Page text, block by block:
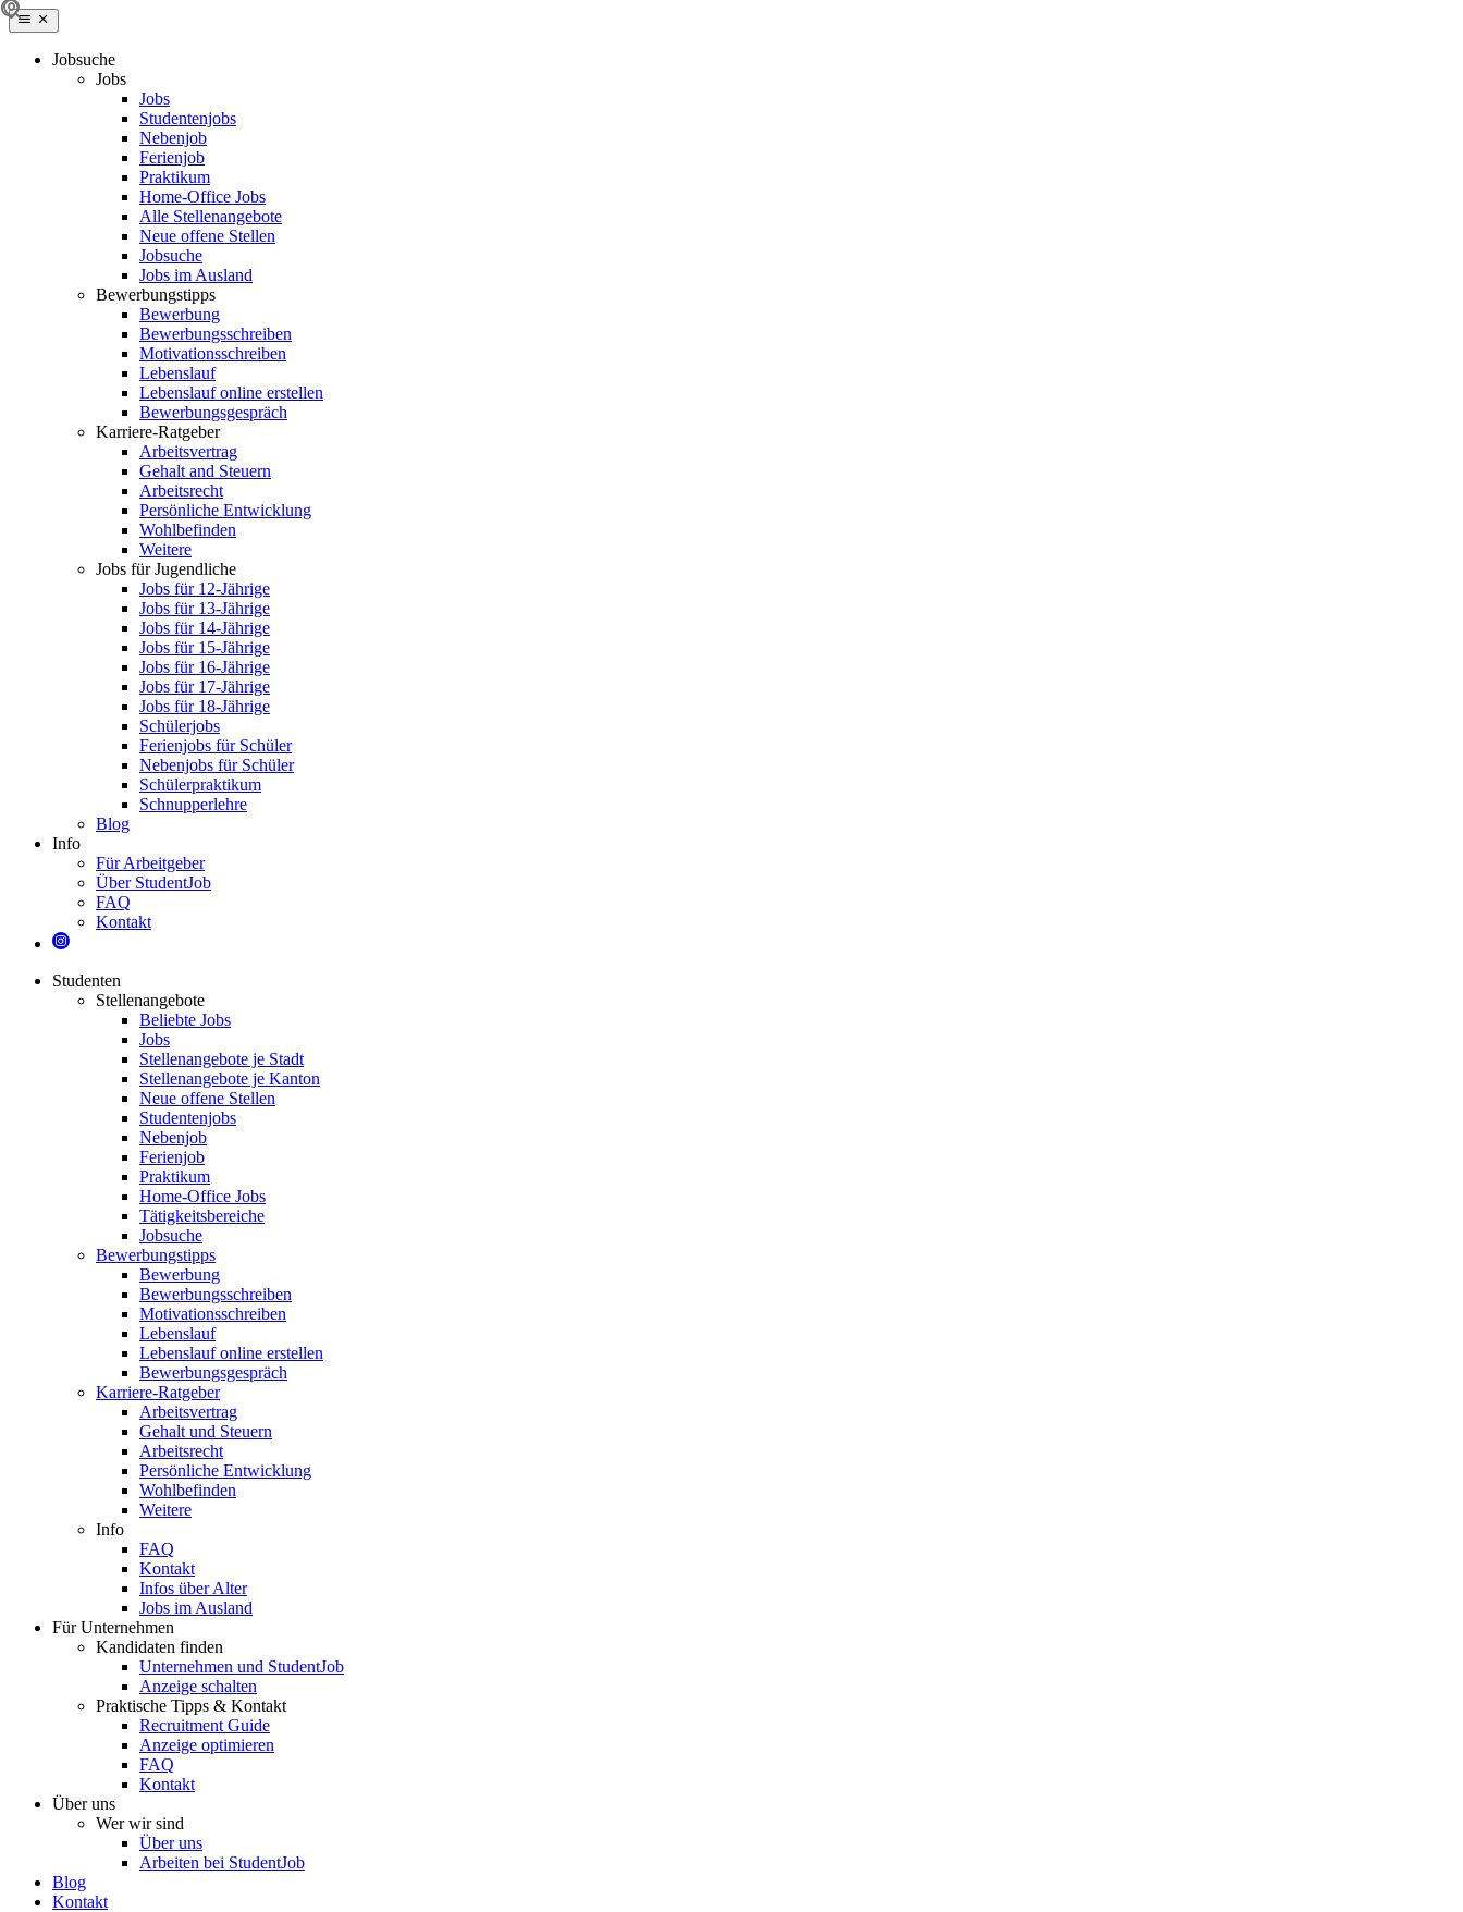
Jobsuche
Jobs
Jobs
Studentenjobs
Nebenjob
Ferienjob
Praktikum
Home-Office Jobs
Alle Stellenangebote
Neue offene Stellen
Jobsuche
Jobs im Ausland
Bewerbungstipps
Bewerbung
Bewerbungsschreiben
Motivationsschreiben
Lebenslauf
Lebenslauf online erstellen
Bewerbungsgespräch
Karriere-Ratgeber
Arbeitsvertrag
Gehalt and Steuern
Arbeitsrecht
Persönliche Entwicklung
Wohlbefinden
Weitere
Jobs für Jugendliche
Jobs für 12-Jährige
Jobs für 13-Jährige
Jobs für 14-Jährige
Jobs für 15-Jährige
Jobs für 16-Jährige
Jobs für 17-Jährige
Jobs für 18-Jährige
Schülerjobs
Ferienjobs für Schüler
Nebenjobs für Schüler
Schülerpraktikum
Schnupperlehre
Blog
Info
Für Arbeitgeber
Über StudentJob
FAQ
Kontakt
Studenten
Stellenangebote
Beliebte Jobs
Jobs
Stellenangebote je Stadt
Stellenangebote je Kanton
Neue offene Stellen
Studentenjobs
Nebenjob
Ferienjob
Praktikum
Home-Office Jobs
Tätigkeitsbereiche
Jobsuche
Bewerbungstipps
Bewerbung
Bewerbungsschreiben
Motivationsschreiben
Lebenslauf
Lebenslauf online erstellen
Bewerbungsgespräch
Karriere-Ratgeber
Arbeitsvertrag
Gehalt und Steuern
Arbeitsrecht
Persönliche Entwicklung
Wohlbefinden
Weitere
Info
FAQ
Kontakt
Infos über Alter
Jobs im Ausland
Für Unternehmen
Kandidaten finden
Unternehmen und StudentJob
Anzeige schalten
Praktische Tipps & Kontakt
Recruitment Guide
Anzeige optimieren
FAQ
Kontakt
Über uns
Wer wir sind
Über uns
Arbeiten bei StudentJob
Blog
Kontakt